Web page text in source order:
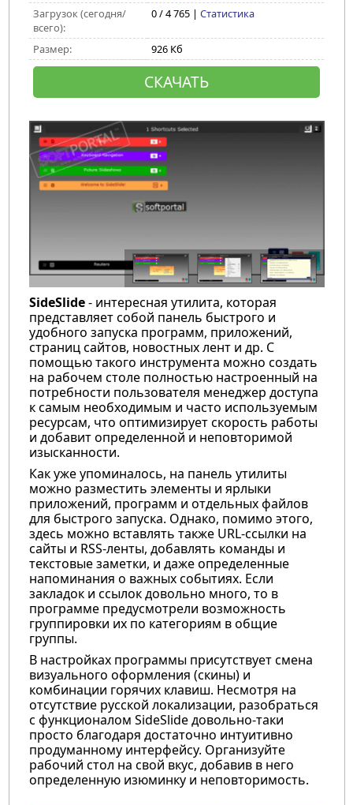
Загрузок (сегодня/
всего):
0 / 4 765 | Статистика
Размер: 926 Кб
СКАЧАТЬ
SideSlide- интересная утилита, которая
представляет собой панель быстрого и
удобного запуска программ, приложений,
страниц сайтов, новостных лент и др. С
помощью такого инструмента можно создать
на рабочем столе полностью настроенный на
потребности пользователя менеджер доступа
к самым необходимым и часто используемым
ресурсам, что оптимизирует скорость работы
и добавит определенной и неповторимой
изысканности.
Как уже упоминалось, на панель утилиты
можно разместить элементы и ярлыки
приложений, программ и отдельных файлов
для быстрого запуска. Однако, помимо этого,
здесь можно вставлять также URL-ссылки на
сайты и RSS-ленты, добавлять команды и
текстовые заметки, и даже определенные
напоминания о важных событиях. Если
закладок и ссылок довольно много, то в
программе предусмотрели возможность
группировки их по категориям в общие
группы.
В настройках программы присутствует смена
визуального оформления (скины) и
комбинации горячих клавиш. Несмотря на
отсутствие русской локализации, разобраться
с функционалом SideSlide довольно-таки
просто благодаря достаточно интуитивно
продуманному интерфейсу. Организуйте
рабочий стол на свой вкус, добавив в него
определенную изюминку и неповторимость.